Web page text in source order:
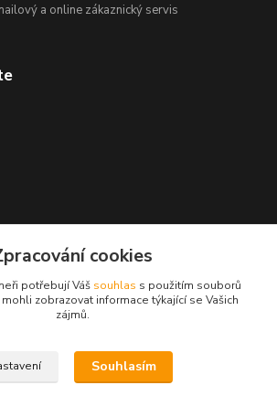
a online zákaznický servis
cookies
potřebují Váš souhlas s použitím souborů
zobrazovat informace týkající se Vašich
zájmů.
Souhlasím